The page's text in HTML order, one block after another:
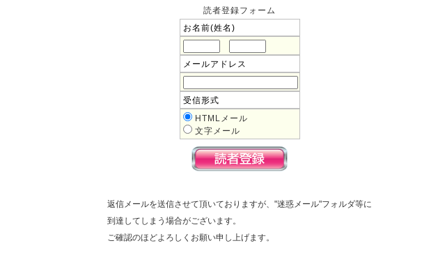
読者登録フォーム
お名前(姓名)
メールアドレス
受信形式
HTMLメール
文字メール
返信メールを送信させて頂いておりますが、"迷惑メール"フォルダ等に
到達してしまう場合がございます。
ご確認のほどよろしくお願い申し上げます。